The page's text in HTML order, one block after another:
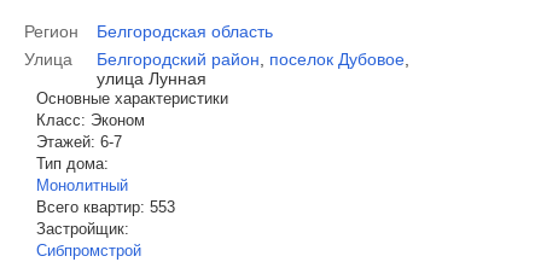
Регион
Белгородская область
Улица
Белгородский район поселок Дубовое
улица Лунная
Основные характеристики
Класс: Эконом
Этажей: 6-7
Тип дома:
Монолитный
Всего квартир: 553
Застройщик:
Сибпромстрой